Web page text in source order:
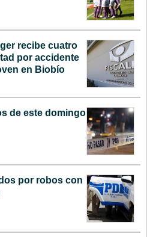
recibe cuatro
por accidente
en Biobío
de este domingo
por robos con